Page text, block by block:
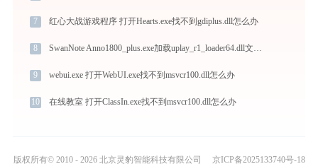
7 红心大战游戏程序 打开Hearts.exe找不到gdiplus.dll怎么办
8 SwanNote Anno1800_plus.exe加载uplay_r1_loader64.dll文件丢失处理办法
9 webui.exe 打开WebUI.exe找不到msvcr100.dll怎么办
10 在线教室 打开ClassIn.exe找不到msvcr100.dll怎么办
版权所有© 2010 - 2026 北京灵豹智能科技有限公司 京ICP备2025133740号-18